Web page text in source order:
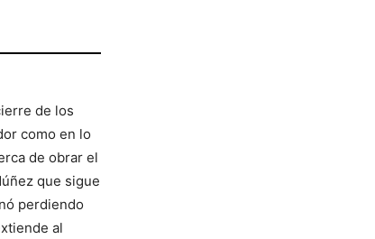
de los
como en lo
de obrar el
que sigue
perdiendo
al